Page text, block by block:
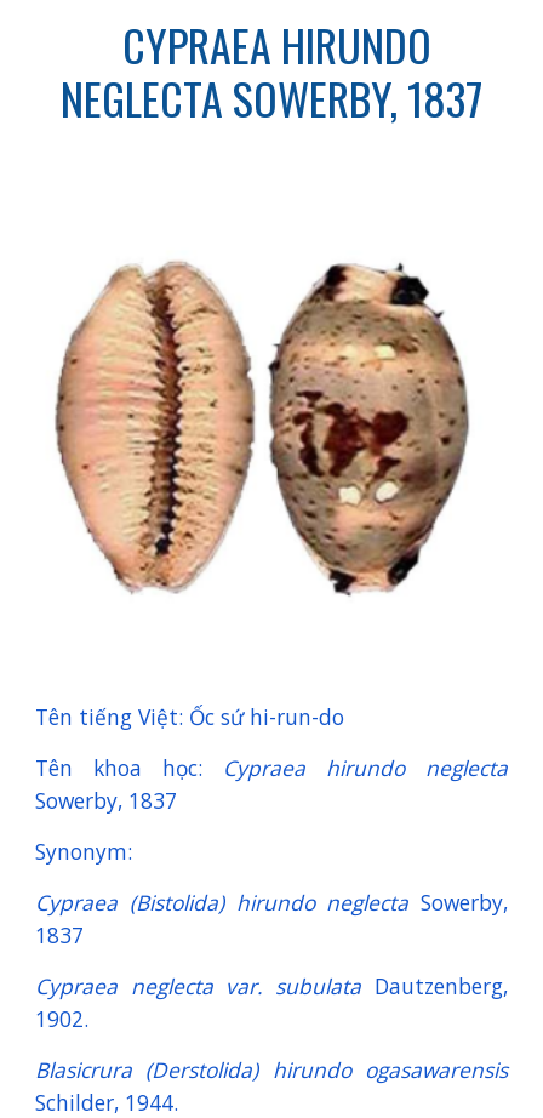
CYPRAEA HIRUNDO
NEGLECTA SOWERBY, 1837
Tên tiếng Việt: Ốc sứ hi-run-do
Tên khoa học: Cypraea hirundo neglecta
Sowerby, 1837
Synonym:
Cypraea (Bistolida) hirundo neglecta Sowerby,
1837
Cypraea neglecta var. subulata Dautzenberg,
1902.
Blasicrura (Derstolida) hirundo ogasawarensis
Schilder, 1944.